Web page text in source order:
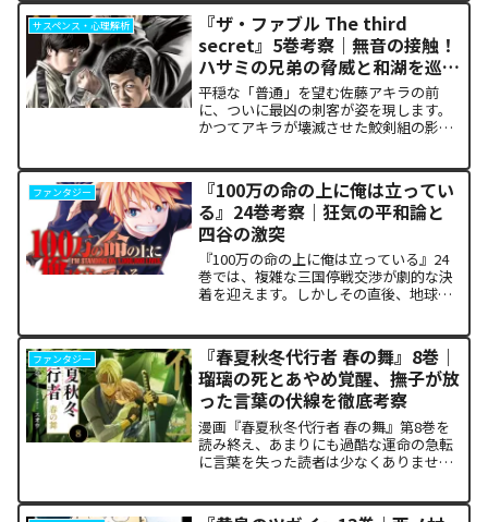
あまりにも重く、今後の世界の行方が気
になっている方も多いはずで...
サスペンス・心理解析
『ザ・ファブル The third
secret』5巻考察｜無音の接触！
ハサミの兄弟の脅威と和湖を巡る
因縁の真相
平穏な「普通」を望む佐藤アキラの前
に、ついに最凶の刺客が姿を現します。
かつてアキラが壊滅させた鮫剣組の影に
静寂が、一瞬にして極限の戦場へと変貌
するスリルに、多くの読者が...
ファンタジー
『100万の命の上に俺は立ってい
る』24巻考察｜狂気の平和論と
四谷の激突
『100万の命の上に俺は立っている』24
巻では、複雑な三国停戦交渉が劇的な決
着を迎えます。しかしその直後、地球を
ち塞がります。彼が主張する「狂気の平
和論」と四谷友助たち...
ファンタジー
『春夏秋冬代行者 春の舞』8巻｜
瑠璃の死とあやめ覚醒、撫子が放
った言葉の伏線を徹底考察
漫画『春夏秋冬代行者 春の舞』第8巻を
読み終え、あまりにも過酷な運命の急転
に言葉を失った読者は少なくありませ
の突然の覚醒、割って入るように秋の代